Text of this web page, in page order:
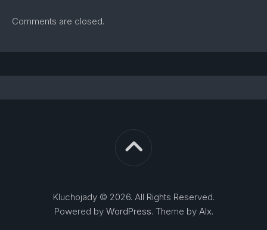
Comments are closed.
Kluchojady © 2026. All Rights Reserved.
Powered by WordPress. Theme by Alx.